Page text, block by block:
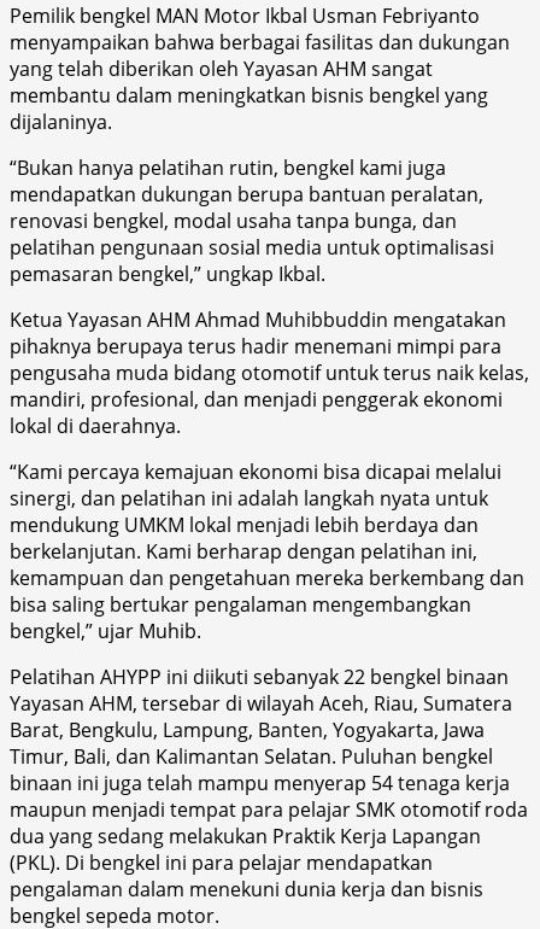
Pemilik bengkel MAN Motor Ikbal Usman Febriyanto
menyampaikan bahwa berbagai fasilitas dan dukungan
yang telah diberikan oleh Yayasan AHM sangat
membantu dalam meningkatkan bisnis bengkel yang
dijalaninya.
“Bukan hanya pelatihan rutin, bengkel kami juga
mendapatkan dukungan berupa bantuan peralatan,
renovasi bengkel, modal usaha tanpa bunga, dan
pelatihan pengunaan sosial media untuk optimalisasi
pemasaran bengkel,” ungkap Ikbal.
Ketua Yayasan AHM Ahmad Muhibbuddin mengatakan
pihaknya berupaya terus hadir menemani mimpi para
pengusaha muda bidang otomotif untuk terus naik kelas,
mandiri, profesional, dan menjadi penggerak ekonomi
lokal di daerahnya.
“Kami percaya kemajuan ekonomi bisa dicapai melalui
sinergi, dan pelatihan ini adalah langkah nyata untuk
mendukung UMKM lokal menjadi lebih berdaya dan
berkelanjutan. Kami berharap dengan pelatihan ini,
kemampuan dan pengetahuan mereka berkembang dan
bisa saling bertukar pengalaman mengembangkan
bengkel,” ujar Muhib.
Pelatihan AHYPP ini diikuti sebanyak 22 bengkel binaan
Yayasan AHM, tersebar di wilayah Aceh, Riau, Sumatera
Barat, Bengkulu, Lampung, Banten, Yogyakarta, Jawa
Timur, Bali, dan Kalimantan Selatan. Puluhan bengkel
binaan ini juga telah mampu menyerap 54 tenaga kerja
maupun menjadi tempat para pelajar SMK otomotif roda
dua yang sedang melakukan Praktik Kerja Lapangan
(PKL). Di bengkel ini para pelajar mendapatkan
pengalaman dalam menekuni dunia kerja dan bisnis
bengkel sepeda motor.